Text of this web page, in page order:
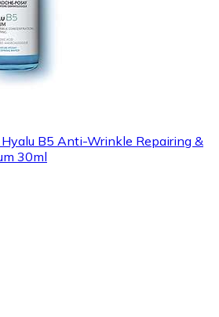
Hyalu B5 Anti-Wrinkle Repairing &
30ml